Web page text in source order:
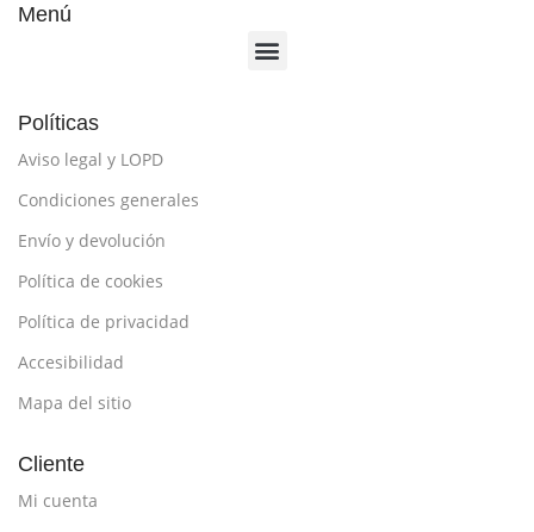
Menú
Políticas
Aviso legal y LOPD
Condiciones generales
Envío y devolución
Política de cookies
Política de privacidad
Accesibilidad
Mapa del sitio
Cliente
Mi cuenta